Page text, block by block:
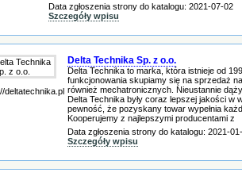
Data zgłoszenia strony do katalogu: 2021-07-02
Szczegóły wpisu
deltatechnika.pl
Delta Technika Sp. z o.o.
Delta Technika to marka, która istnieje od
funkcjonowania skupiamy się na sprzedaż
również mechatronicznych. Nieustannie
Delta Technika były coraz lepszej jakości w
pewność, że pozyskany towar wypełnia
Kooperujemy z najlepszymi producentami z
Data zgłoszenia strony do katalogu: 2021-
Szczegóły wpisu